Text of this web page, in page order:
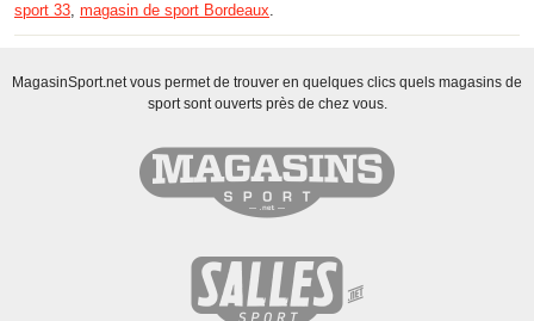
sport 33, magasin de sport Bordeaux.
MagasinSport.net vous permet de trouver en quelques clics quels magasins de
sport sont ouverts près de chez vous.